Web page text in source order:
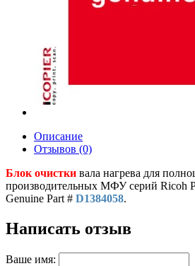
Описание
Отзывов (0)
Блок очистки вала нагрева для
производительных МФУ серий Ricoh
Genuine Part # D1384058.
Написать отзыв
Ваше имя: